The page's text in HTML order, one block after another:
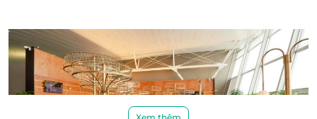
Khách hàng tự thanh toán tại quầy lễ tân
theo bảng giá công bố cho khách lẻ tại
Phòng khách.
Chính sách phụ thu sử dụng thêm giờ
Thời gian sử dụng tại Phòng khách là tối đa
03 giờ trước giờ khởi hành ban đầu.